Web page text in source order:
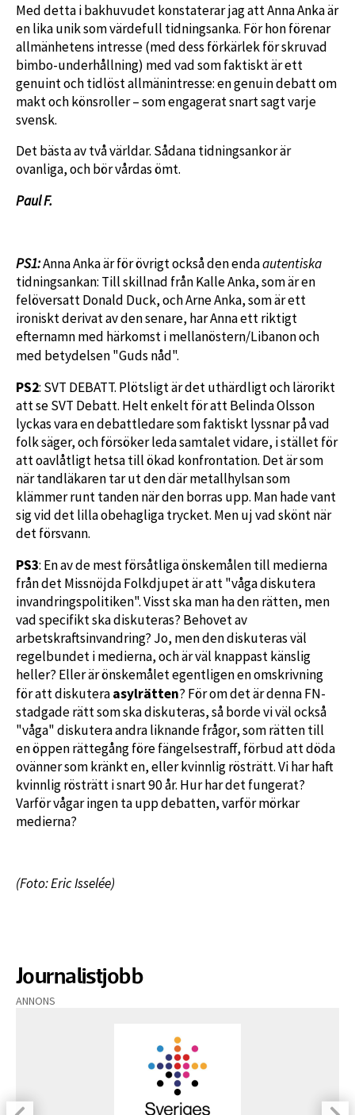
Med detta i bakhuvudet konstaterar jag att Anna Anka är
en lika unik som värdefull tidningsanka. För hon förenar
allmänhetens intresse (med dess förkärlek för skruvad
bimbo-underhållning) med vad som faktiskt är ett
genuint och tidlöst allmänintresse: en genuin debatt om
makt och könsroller – som engagerat snart sagt varje
svensk.
Det bästa av två världar. Sådana tidningsankor är
ovanliga, och bör vårdas ömt.
Paul F.
PS1:Anna Anka är för övrigt också den endaautentiska
tidningsankan: Till skillnad från Kalle Anka, som är en
felöversatt Donald Duck, och Arne Anka, som är ett
ironiskt derivat av den senare, har Anna ett riktigt
efternamn med härkomst i mellanöstern/Libanon och
med betydelsen "Guds nåd".
PS2: SVT DEBATT. Plötsligt är det uthärdligt och lärorikt
att se SVT Debatt. Helt enkelt för att Belinda Olsson
lyckas vara en debattledare som faktiskt lyssnar på vad
folk säger, och försöker leda samtalet vidare, i stället för
att oavlåtligt hetsa till ökad konfrontation. Det är som
när tandläkaren tar ut den där metallhylsan som
klämmer runt tanden när den borras upp. Man hade vant
sig vid det lilla obehagliga trycket. Men uj vad skönt när
det försvann.
PS3: En av de mest försåtliga önskemålen till medierna
från det Missnöjda Folkdjupet är att "våga diskutera
invandringspolitiken". Visst ska man ha den rätten, men
vad specifikt ska diskuteras? Behovet av
arbetskraftsinvandring? Jo, men den diskuteras väl
regelbundet i medierna, och är väl knappast känslig
heller? Eller är önskemålet egentligen en omskrivning
för att diskuteraasylrätten? För om det är denna FN-
stadgade rätt som ska diskuteras, så borde vi väl också
"våga" diskutera andra liknande frågor, som rätten till
en öppen rättegång före fängelsestraff, förbud att döda
ovänner som kränkt en, eller kvinnlig rösträtt. Vi har haft
kvinnlig rösträtt i snart 90 år. Hur har det fungerat?
Varför vågar ingen ta upp debatten, varför mörkar
medierna?
(Foto: Eric Isselée)
Journalistjobb
ANNONS